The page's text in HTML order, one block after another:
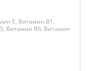
E, Витамин B1,
Витамин B6, Витамин